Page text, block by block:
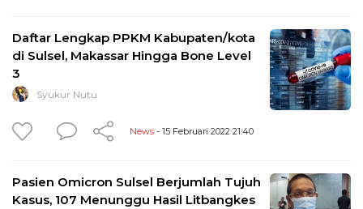
Daftar Lengkap PPKM Kabupaten/kota
di Sulsel, Makassar Hingga Bone Level
3
Syukur Nutu
News - 15 Februari 2022 21:40
Pasien Omicron Sulsel Berjumlah Tujuh
Kasus, 107 Menunggu Hasil Litbangkes